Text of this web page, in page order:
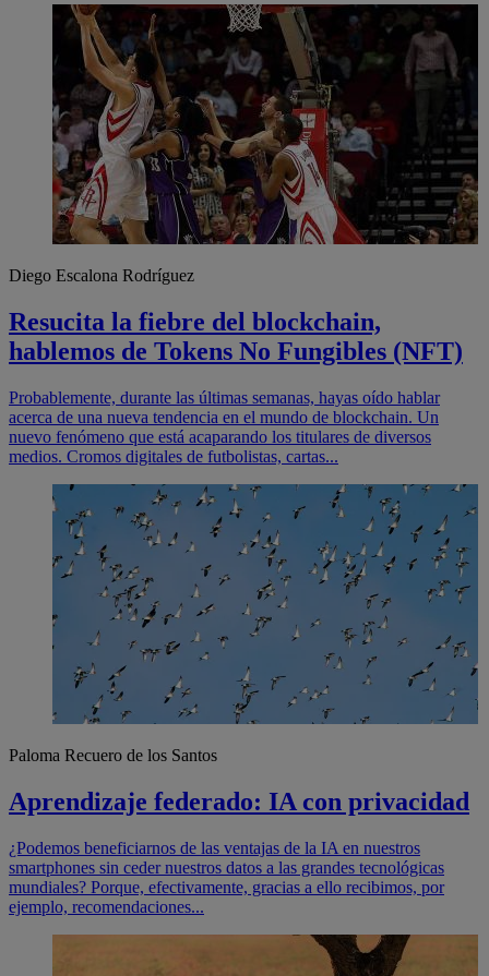
Diego Escalona Rodríguez
Resucita la fiebre del blockchain,
hablemos de Tokens No Fungibles (NFT)
Probablemente, durante las últimas semanas, hayas oído hablar
acerca de una nueva tendencia en el mundo de blockchain. Un
nuevo fenómeno que está acaparando los titulares de diversos
medios. Cromos digitales de futbolistas, cartas...
Paloma Recuero de los Santos
Aprendizaje federado: IA con privacidad
¿Podemos beneficiarnos de las ventajas de la IA en nuestros
smartphones sin ceder nuestros datos a las grandes tecnológicas
mundiales? Porque, efectivamente, gracias a ello recibimos, por
ejemplo, recomendaciones...